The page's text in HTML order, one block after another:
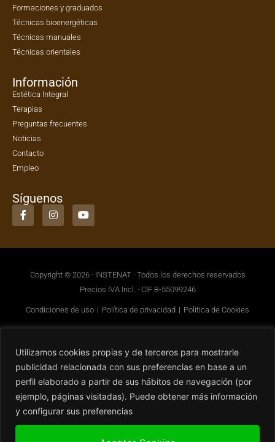
Utilizamos cookies propias y de terceros para mostrarle
publicidad relacionada con sus preferencias en base a un
perfil elaborado a partir de sus hábitos de navegación (por
ejemplo, páginas visitadas). Puede obtener más información
y configurar sus preferencias
Formaciones y graduados
Técnicas bioenergéticas
Técnicas manuales
Técnicas orientales
Información
Estética Integral
Terapias
Preguntas frecuentes
Noticias
Contacto
Empleo
Síguenos
Copyright © 2026 · INSTENAT · Todos los derechos reservados
Precios IVA Incl. · CIF B-55099246
Condiciones de uso Política de privacidad Política de Cookies